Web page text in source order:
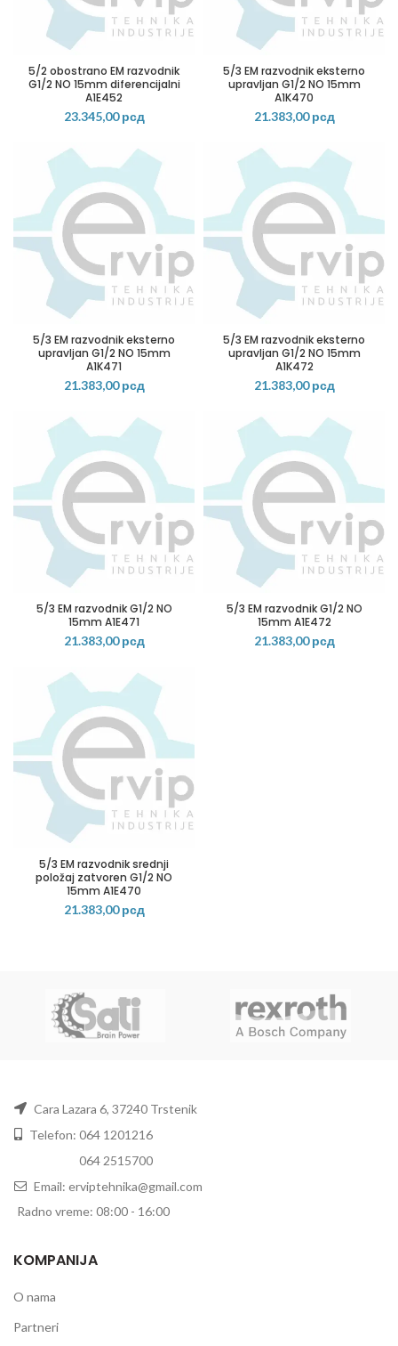
5/2 obostrano EM razvodnik
G1/2 NO 15mm diferencijalni
A1E452
23.345,00рсд
5/3 EM razvodnik eksterno
upravljan G1/2 NO 15mm
A1K470
21.383,00рсд
5/3 EM razvodnik eksterno
upravljan G1/2 NO 15mm
A1K471
21.383,00рсд
5/3 EM razvodnik eksterno
upravljan G1/2 NO 15mm
A1K472
21.383,00рсд
5/3 EM razvodnik G1/2 NO
15mm A1E471
21.383,00рсд
5/3 EM razvodnik G1/2 NO
15mm A1E472
21.383,00рсд
5/3 EM razvodnik srednji
položaj zatvoren G1/2 NO
15mm A1E470
21.383,00рсд
Cara Lazara 6, 37240 Trstenik
Telefon: 064 1201216
064 2515700
Email: erviptehnika@gmail.com
Radno vreme: 08:00 - 16:00
KOMPANIJA
O nama
Partneri